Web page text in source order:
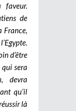
faveur.
de
France,
d’être
qui sera
devra
qu’il
là